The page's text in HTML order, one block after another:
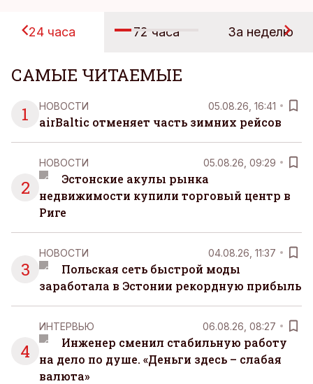
24 часа 72 часа За неделю
САМЫЕ ЧИТАЕМЫЕ
1
НОВОСТИ 05.08.26, 16:41
airBaltic отменяет часть зимних рейсов
2
НОВОСТИ 05.08.26, 09:29
Эстонские акулы рынка
недвижимости купили торговый центр в
Риге
3
НОВОСТИ 04.08.26, 11:37
Польская сеть быстрой моды
заработала в Эстонии рекордную прибыль
4
ИНТЕРВЬЮ 06.08.26, 08:27
Инженер сменил стабильную работу
на дело по душе. «Деньги здесь – слабая
валюта»